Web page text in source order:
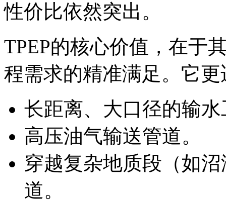
性价比依然突出。
TPEP的核心价值，在于
程需求的精准满足。它
长距离、大口径的输
高压油气输送管道。
穿越复杂地质段（如
道。